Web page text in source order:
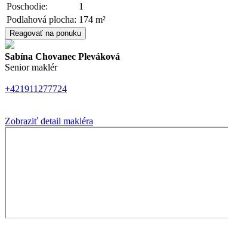
Poschodie:
1
Podlahová plocha: 174 m²
Reagovať na ponuku
Sabína Chovanec Pleváková
Senior maklér
+421911277724
Zobraziť detail makléra